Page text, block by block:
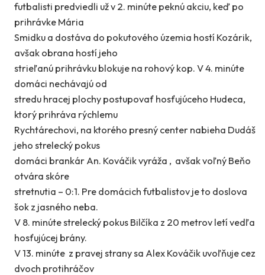
futbalisti predviedli už v 2. minúte peknú akciu, keď po
prihrávke Mária
Smidku a dostáva do pokutového územia hostí Kozárik,
avšak obrana hostí jeho
strieľanú prihrávku blokuje na rohový kop. V 4. minúte
domáci nechávajú od
stredu hracej plochy postupovať hosťujúceho Hudeca,
ktorý prihráva rýchlemu
Rychtárechovi, na ktorého presný center nabieha Dudáš
jeho strelecký pokus
domáci brankár An. Kováčik vyráža , avšak voľný Beňo
otvára skóre
stretnutia – 0:1. Pre domácich futbalistov je to doslova
šok z jasného neba.
V 8. minúte strelecký pokus Bilčíka z 20 metrov letí vedľa
hosťujúcej brány.
V 13. minúte z pravej strany sa Alex Kováčik uvoľňuje cez
dvoch protihráčov